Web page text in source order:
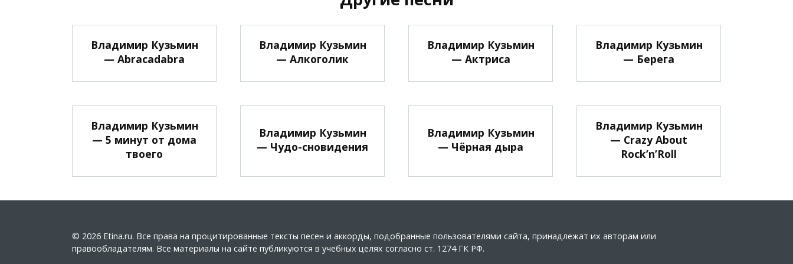
Владимир Кузьмин
— Abracadabra
Владимир Кузьмин
— Алкоголик
Владимир Кузьмин
— Актриса
Владимир Кузьмин
— Берега
Владимир Кузьмин
— 5 минут от дома
твоего
Владимир Кузьмин
— Чудо-сновидения
Владимир Кузьмин
— Чёрная дыра
Владимир Кузьмин
— Crazy About
Rock’n’Roll
© 2026 Etina.ru. Все права на процитированные тексты песен и аккорды, подобранные пользователями сайта, принадлежат их авторам или
правообладателям. Все материалы на сайте публикуются в учебных целях согласно ст. 1274 ГК РФ.